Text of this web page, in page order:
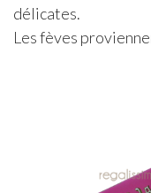
délicates.
Les fèves